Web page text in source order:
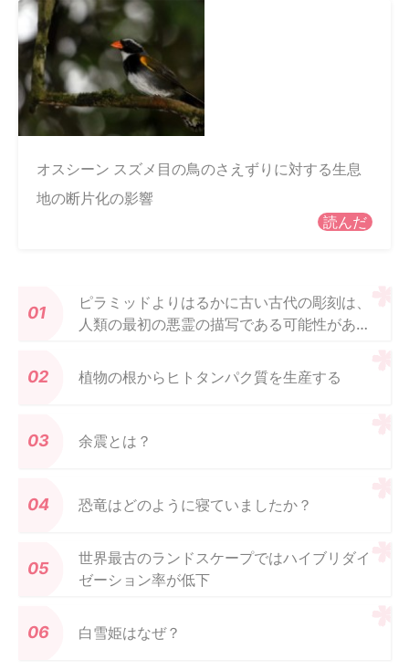
オスシーン スズメ目の鳥のさえずりに対する生息
地の断片化の影響
読んだ
ピラミッドよりはるかに古い古代の彫刻は、
人類の最初の悪霊の描写である可能性があり
植物の根からヒトタンパク質を生産する
余震とは？
恐竜はどのように寝ていましたか？
世界最古のランドスケープではハイブリダイ
ゼーション率が低下
白雪姫はなぜ？